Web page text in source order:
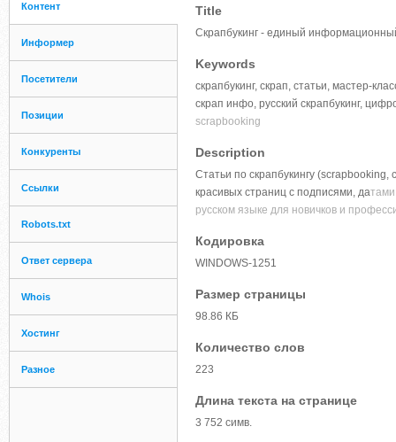
Контент
Информер
Посетители
Позиции
Конкуренты
Ссылки
Robots.txt
Ответ сервера
Whois
Хостинг
Разное
Title
Скрапбукинг - единый
Keywords
скрапбукинг, скрап, статьи, мастер-
скрап инфо, русский скрапбукинг,
scrapbooking
Description
Статьи по скрапбукингу
красивых страниц с подписями, да
русском языке для новичков и
Кодировка
WINDOWS-1251
Размер страницы
98.86 КБ
Количество слов
223
Длина текста на странице
3 752 симв.